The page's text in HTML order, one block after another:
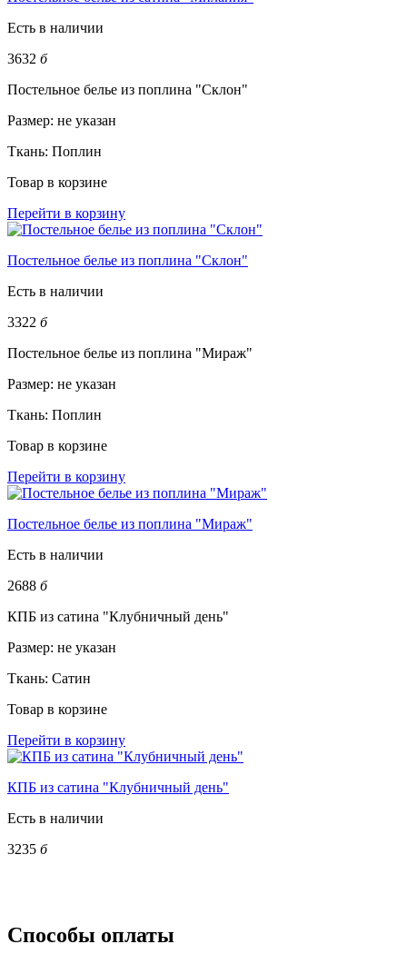
Есть в наличии
3632 б
Постельное белье из поплина "Склон"
Размер: не указан
Ткань: Поплин
Товар в корзине
Перейти в корзину
Постельное белье из поплина "Склон"
Есть в наличии
3322 б
Постельное белье из поплина "Мираж"
Размер: не указан
Ткань: Поплин
Товар в корзине
Перейти в корзину
Постельное белье из поплина "Мираж"
Есть в наличии
2688 б
КПБ из сатина "Клубничный день"
Размер: не указан
Ткань: Сатин
Товар в корзине
Перейти в корзину
КПБ из сатина "Клубничный день"
Есть в наличии
3235 б
Способы оплаты